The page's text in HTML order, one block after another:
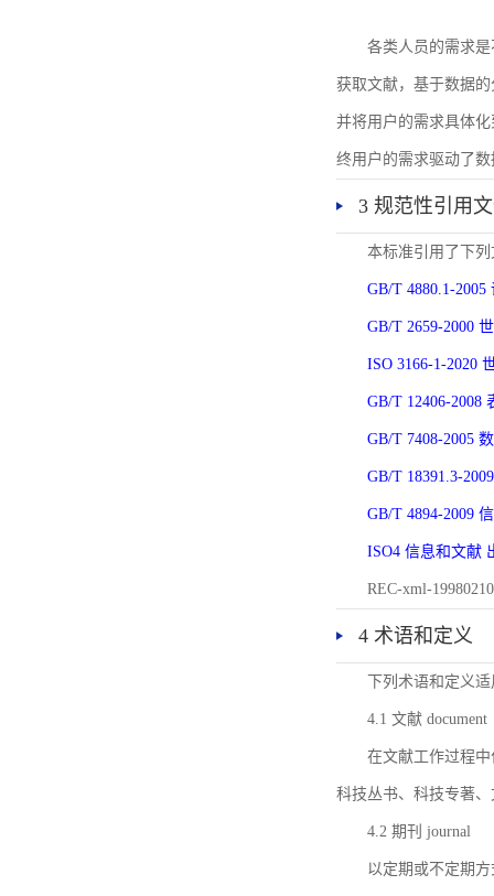
各类人员的需求
获取文献，基于数据
并将用户的需求具体
终用户的需求驱动了
3 规范性引用
本标准引用了下
GB/T 4880.1-
GB/T 2659-2000
ISO 3166-1-2020
GB/T 12406-2008
GB/T 7408-2005
GB/T 18391.3-
GB/T 4894-2009
ISO4 信息和文献
REC-xml-
4 术语和定义
下列术语和定义
4.1 文献 document
在文献工作过程
科技丛书、科技专著
4.2 期刊 journal
以定期或不定期